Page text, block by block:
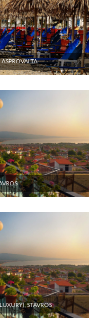
STAVROS